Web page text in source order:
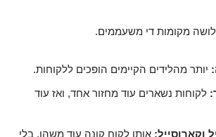
מקומות די משעממים.
יותר מהלידים הקיימים הופכים ללקוחות.
לקוחות נשארים עוד מחזור אחד, ואז עוד
אותו לקוח קונה עוד משהו, בלי